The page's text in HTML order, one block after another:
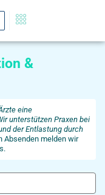
&
eine
unterstützen Praxen bei
der Entlastung durch
Absenden melden wir